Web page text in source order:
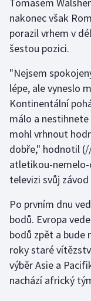
Sportovní
Stolní tenis
Veslování
Vodní slalom
Volejbal
Ostatní
Tomasem
nakonec však
porazil vrhem v
šestou pozici.
"Nejsem
lépe, ale vyneslo
Kontinentální
málo a
mohl vrhnout
dobře," hodnotil
atletikou-
televizi svůj
Po prvním dnu
bodů. Evropa
bodů zpět a bude
roky staré
výběr Asie a
nachází africký